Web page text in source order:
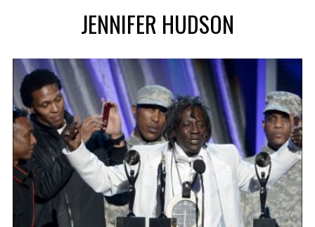
JENNIFER HUDSON